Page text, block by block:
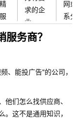
求的企
业
网
系
司、轻
业
搜
务商？
、能投广告"的公司，
他们怎么找供应商、
这不是通用知识，